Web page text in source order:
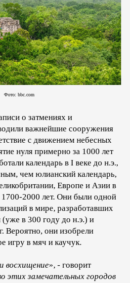
Фото: bbc.com
о затмениях и
важнейшие сооружения
с движением небесных
нуля примерно за 1000 лет
календарь в I веке до н.э.,
чем юлианский календарь,
Европе и Азии в
2000 лет. Они были одной
в мире, разработавших
в 300 году до н.э.) и
Вероятно, они изобрели
игру в мяч и каучук.
восхищение», - говорит
этих замечательных городов